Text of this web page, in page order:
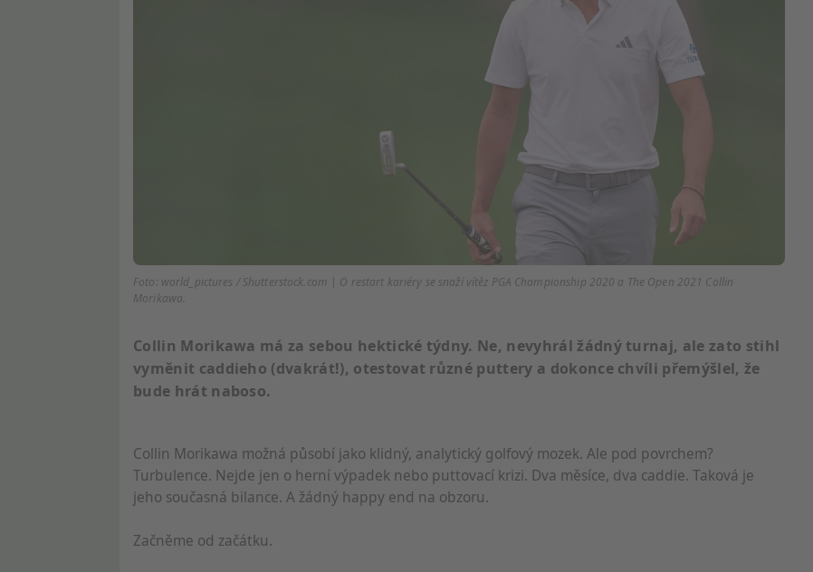
Foto: world_pictures / Shutterstock.com | O restart kariéry se snaží vítěz PGA Championship 2020 a The Open 2021 Collin
Morikawa.
Collin Morikawa má za sebou hektické týdny. Ne, nevyhrál žádný turnaj, ale zato stihl
vyměnit caddieho (dvakrát!), otestovat různé puttery a dokonce chvíli přemýšlel, že
bude hrát naboso.
Collin Morikawa možná působí jako klidný, analytický golfový mozek. Ale pod povrchem?
Turbulence. Nejde jen o herní výpadek nebo puttovací krizi. Dva měsíce, dva caddie. Taková je
jeho současná bilance. A žádný happy end na obzoru.
Začněme od začátku.